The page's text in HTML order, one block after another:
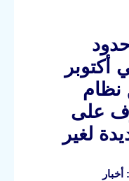
نظام
على
لغير